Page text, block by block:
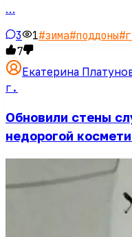
…
3 1#зима#поддоны#
7
Екатерина
г.
Обновили стены
недорогой